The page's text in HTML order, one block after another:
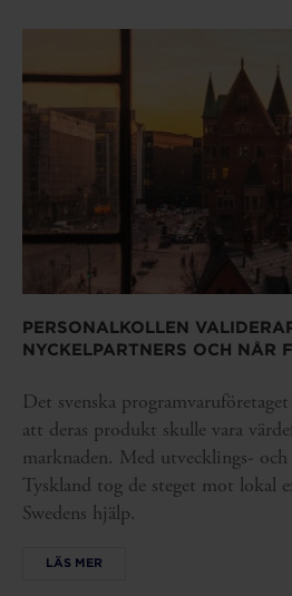
PERSONALKOLLEN
NYCKELPARTNERS OCH NÅR
Det svenska
att deras produkt skulle vara
marknaden. Med utvecklings-
Tyskland tog de steget mot lokal
Swedens hjälp.
LÄS MER